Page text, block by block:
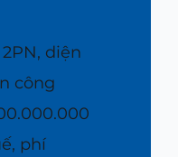
diện
công
phí